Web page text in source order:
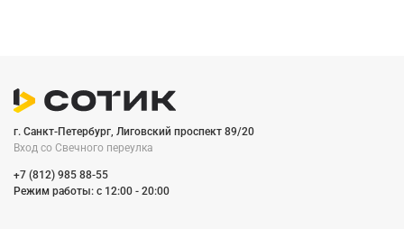
г. Санкт-Петербург, Лиговский проспект 89/20
Вход со Cвечного переулка
+7 (812) 985 88-55
Режим работы: c 12:00 - 20:00